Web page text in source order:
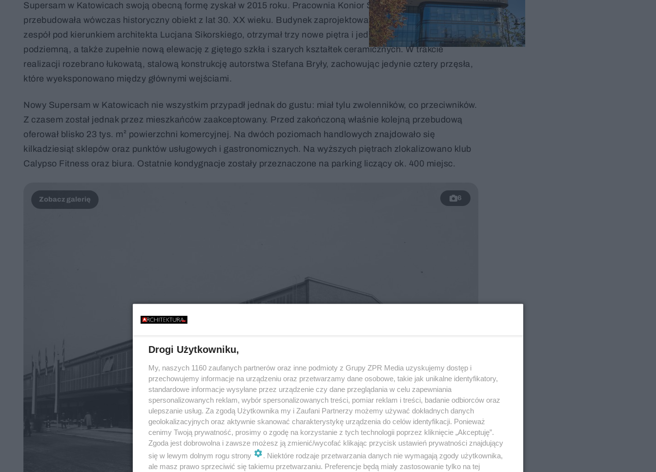
Supersam w Katowicach swoją obecną formę zyskał w 2015 roku. Pracownia Konior Studio gruntownie
przebudowała wówczas historyczny obiekt z lat 30. XX wieku. Budynek zaprojektowany, pierwotnie przez
zespół pod kierunkiem architekta Lucjana Sikorskiego, otrzymał trzy nowe piętra i jedną kondygnację
podziemną, a także zupełnie nową elewację z giętego szkła i szarych kształtek ceramicznych. W trakcie
realizacji rozebrano łukowatą, stalową konstrukcję autorstwa Stefana Bryły, zachowując jedynie cztery przęsła,
które wyeksponowano między głównymi wejściami.
Nowy Supersam w Katowicach nie wszystkim przypadł jednak do gustu: miał tylu zwolenników, co przeciwników.
Z czasem został jednak przez mieszkańców zaakceptowany. Przed zakończoną właśnie kolejną przebudową
oferował blisko 23 tys. m² powierzchni komercyjnej. Na dwóch poziomach handlowych znajdowało się
kilkadziesiąt sklepów oraz punktów usługowych i gastronomicznych. Na wyższych piętrach zlokalizowano klub
Calypso Fitness oraz biura. Ostatnie kondygnacje zostały przeznaczone na parking liczący ok. 400 miejsc.
6
Drogi Użytkowniku,
My, naszych 1160 zaufanych partnerów oraz inne podmioty z Grupy ZPR Media uzyskujemy dostęp i
przechowujemy informacje na urządzeniu oraz przetwarzamy dane osobowe, takie jak unikalne identyfikatory,
standardowe informacje wysyłane przez urządzenie czy dane przeglądania w celu zapewniania
spersonalizowanych reklam, wybór spersonalizowanych treści, pomiar reklam i treści, badanie odbiorców oraz
ulepszanie usług. Za zgodą Użytkownika my i Zaufani Partnerzy możemy używać dokładnych danych
geolokalizacyjnych oraz aktywnie skanować charakterystykę urządzenia do celów identyfikacji. Ponieważ
cenimy Twoją prywatność, prosimy o zgodę na korzystanie z tych technologii poprzez kliknięcie „Akceptuję”.
Zgoda jest dobrowolna i zawsze możesz ją zmienić/wycofać klikając przycisk ustawień prywatności znajdujący
się w lewym dolnym rogu strony
. Niektóre rodzaje przetwarzania danych nie wymagają zgody użytkownika,
ale masz prawo sprzeciwić się takiemu przetwarzaniu. Preferencje będą miały zastosowanie tylko na tej